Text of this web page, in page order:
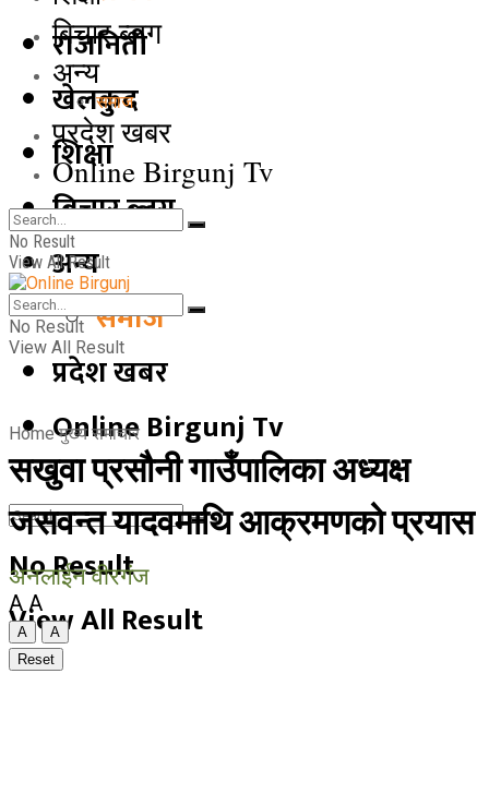
राजनिती
खेलकुद
शिक्षा
बिचार ब्लग
अन्य
समाज
प्रदेश खबर
Online Birgunj Tv
No Result
View All Result
बिचार ब्लग
अन्य
समाज
प्रदेश खबर
Online Birgunj Tv
No Result
View All Result
No Result
View All Result
Home मुख्य समाचार
सखुवा प्रसौनी गाउँपालिका अध्यक्ष
जसवन्त यादवमाथि आक्रमणको प्रयास
अनलाईन वीरगंज
A A
A
A
Reset